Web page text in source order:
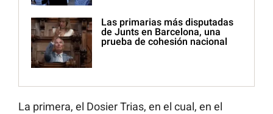
Las primarias más disputadas
de Junts en Barcelona, una
prueba de cohesión nacional
La primera, el Dosier Trias, en el cual, en el